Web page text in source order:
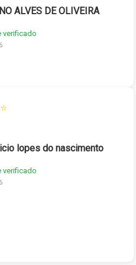
ALVES DE OLIVEIRA
verificado
lopes do nascimento
verificado